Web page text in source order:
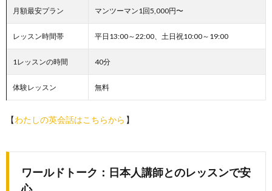
月額最安プラン マンツーマン1回5,000円〜
レッスン時間帯 平日13:00～22:00、土日祝10:00～19:00
1レッスンの時間 40分
体験レッスン 無料
【わたしの英会話はこちらから 】
ワールドトーク：日本人講師とのレッスンで安